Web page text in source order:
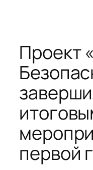
Проект
первой